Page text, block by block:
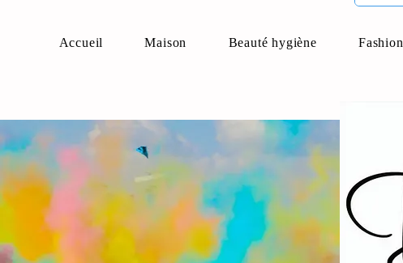
Accueil Maison Beauté hygiène Fashion